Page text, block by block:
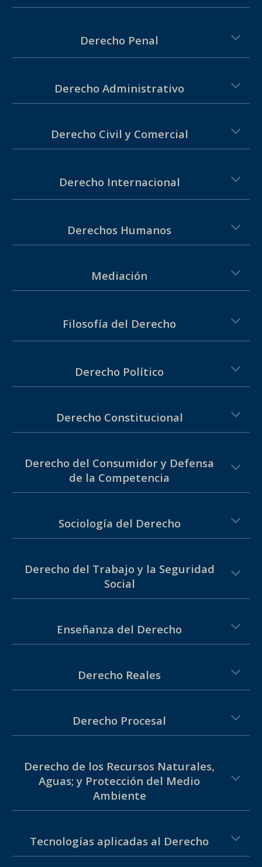
Derecho Penal
Derecho Administrativo
Derecho Civil y Comercial
Derecho Internacional
Derechos Humanos
Mediación
Filosofía del Derecho
Derecho Político
Derecho Constitucional
Derecho del Consumidor y Defensa
de la Competencia
Sociología del Derecho
Derecho del Trabajo y la Seguridad
Social
Enseñanza del Derecho
Derecho Reales
Derecho Procesal
Derecho de los Recursos Naturales,
Aguas; y Protección del Medio
Ambiente
Tecnologías aplicadas al Derecho